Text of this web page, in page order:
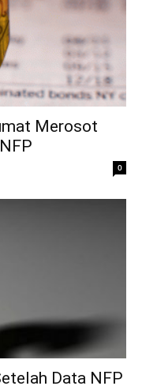
Merosot
0
Data NFP